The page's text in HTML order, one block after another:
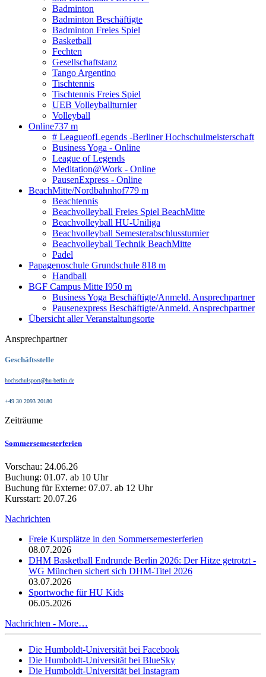
Badminton
Badminton Beschäftigte
Badminton Freies Spiel
Basketball
Fechten
Gesellschaftstanz
Tango Argentino
Tischtennis
Tischtennis Freies Spiel
UEB Volleyballturnier
Volleyball
Online737 m
# LeagueofLegends -Berliner Hochschulmeisterschaft
Business Yoga - Online
League of Legends
Meditation@Work - Online
PausenExpress - Online
BeachMitte/Nordbahnhof779 m
Beachtennis
Beachvolleyball Freies Spiel BeachMitte
Beachvolleyball HU-Uniliga
Beachvolleyball Semesterabschlussturnier
Beachvolleyball Technik BeachMitte
Padel
Papagenoschule Grundschule 818 m
Handball
BGF Campus Mitte I950 m
Business Yoga Beschäftigte/Anmeld. Ansprechpartner
Pausenexpress Beschäftigte/Anmeld. Ansprechpartner
Übersicht aller Veranstaltungsorte
Ansprechpartner
Geschäftsstelle
hochschulsport@hu-berlin.de
+49 30 2093 20180
Zeiträume
Sommersemesterferien
Vorschau: 24.06.26
Buchung: 01.07. ab 10 Uhr
Buchung für Externe: 07.07. ab 12 Uhr
Kursstart: 20.07.26
Nachrichten
Freie Kursplätze in den Sommersemesterferien
08.07.2026
DHM Basketball Endrunde Berlin 2026: Der Hitze getrotzt -
WG München sichert sich DHM-Titel 2026
03.07.2026
Sportwoche für HU Kids
06.05.2026
Nachrichten - More…
Die Humboldt-Universität bei Facebook
Die Humboldt-Universität bei BlueSky
Die Humboldt-Universität bei Instagram